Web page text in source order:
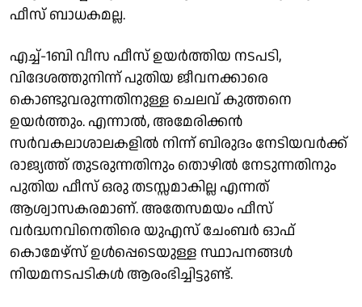
ഫീസ് ബാധകമല്ല.
എച്ച്-1ബി വീസ ഫീസ് ഉയര്‍ത്തിയ നടപടി,
വിദേശത്തുനിന്ന് പുതിയ ജീവനക്കാരെ
കൊണ്ടുവരുന്നതിനുള്ള ചെലവ് കുത്തനെ
ഉയർത്തും. എന്നാൽ, അമേരിക്കൻ
സർവകലാശാലകളിൽ നിന്ന് ബിരുദം നേടിയവർക്ക്
രാജ്യത്ത് തുടരുന്നതിനും തൊഴിൽ നേടുന്നതിനും
പുതിയ ഫീസ് ഒരു തടസ്സമാകില്ല എന്നത്
ആശ്വാസകരമാണ്. അതേസമയം ഫീസ്
വർദ്ധനവിനെതിരെ യുഎസ് ചേംബർ ഓഫ്
കൊമേഴ്സ് ഉൾപ്പെടെയുള്ള സ്ഥാപനങ്ങൾ
നിയമനടപടികൾ ആരംഭിച്ചിട്ടുണ്ട്.